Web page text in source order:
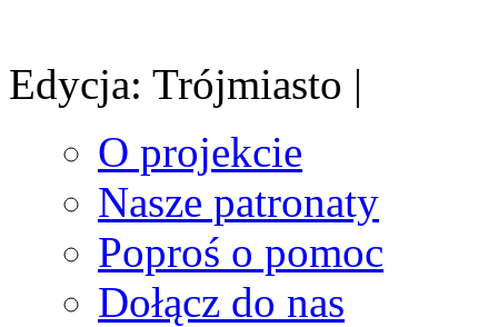
Edycja: Trójmiasto |
O projekcie
Nasze patronaty
Poproś o pomoc
Dołącz do nas